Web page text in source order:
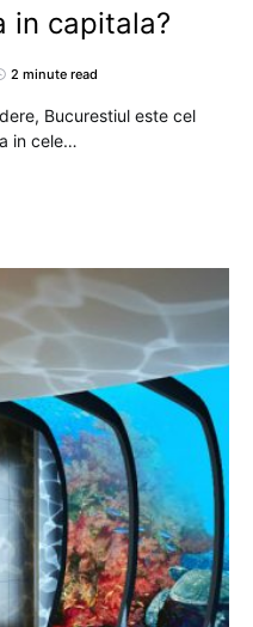
in capitala?
2 minute read
Bucurestiul este cel
in cele…